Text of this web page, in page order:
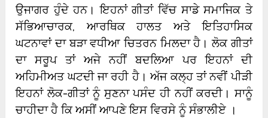
ਉਜਾਗਰ ਹੁੰਦੇ ਹਨ। ਇਹਨਾਂ ਗੀਤਾਂ ਵਿੱਚ ਸਾਡੇ ਸਮਾਜਿਕ ਤੇ
ਸੱਭਿਆਚਾਰਕ, ਆਰਥਿਕ ਹਾਲਤ ਅਤੇ ਇਤਿਹਾਸਿਕ
ਘਟਨਾਵਾਂ ਦਾ ਬੜਾ ਵਧੀਆ ਚਿਤਰਨ ਮਿਲਦਾ ਹੈ। ਲੋਕ ਗੀਤਾਂ
ਦਾ ਸਰੂਪ ਤਾਂ ਅਜੇ ਨਹੀਂ ਬਦਲਿਆ ਪਰ ਇਹਨਾਂ ਦੀ
ਅਹਿਮੀਅਤ ਘਟਦੀ ਜਾ ਰਹੀ ਹੈ। ਅੱਜ ਕਲ੍ਹ ਤਾਂ ਨਵੀਂ ਪੀੜੀ
ਇਹਨਾਂ ਲੋਕ-ਗੀਤਾਂ ਨੂੰ ਸੁਣਨਾ ਪਸੰਦ ਹੀ ਨਹੀਂ ਕਰਦੀ। ਸਾਨੂੰ
ਚਾਹੀਦਾ ਹੈ ਕਿ ਅਸੀਂ ਆਪਣੇ ਇਸ ਵਿਰਸੇ ਨੂੰ ਸੰਭਾਲੀਏ ।